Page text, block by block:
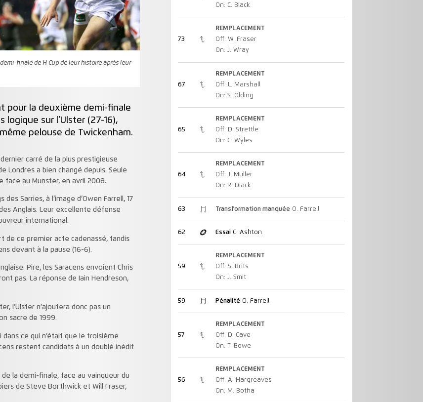
finale de H Cup de leur histoire après leur
pour la deuxième demi-finale
logique sur l’Ulster (27-16),
pelouse de Twickenham.
carré de la plus prestigieuse
Londres a bien changé depuis. Seule
face au Munster, en avril 2008.
Sarries, à l’image d’Owen Farrell, 17
Anglais. Leur excellente défense
international.
de ce premier acte cadenassé, tandis
devant à la pause (16-6).
Pire, les Saracens envoient Chris
pas. La réponse de Iain Hendreson,
l’Ulster n’ajoutera donc pas un
sacre de 1999.
ce qui n’était que le troisième
restent candidats à un doublé inédit
la demi-finale, face au vainqueur du
de Steve Borthwick et Will Fraser,
On: C. Black
73
REMPLACEMENT
Off: W. Fraser
On: J. Wray
67
REMPLACEMENT
Off: L. Marshall
On: S. Olding
65
REMPLACEMENT
Off: D. Strettle
On: C. Wyles
64
REMPLACEMENT
Off: J. Muller
On: R. Diack
63 Transformation manquée O. Farrell
62 EssaiC. Ashton
59
REMPLACEMENT
Off: S. Brits
On: J. Smit
59 Pénalité O. Farrell
57
REMPLACEMENT
Off: D. Cave
On: T. Bowe
56
REMPLACEMENT
Off: A. Hargreaves
On: M. Botha